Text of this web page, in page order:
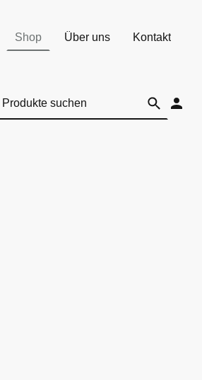
Shop Über uns Kontakt